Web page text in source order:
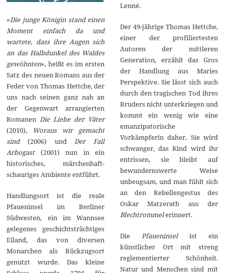
»Die junge Königin stand einen
Moment einfach da und
wartete, dass ihre Augen sich
an das Halbdunkel des Waldes
gewöhnten«, heißt es im ersten
Satz des neuen Romans aus der
Feder von Thomas Hettche, der
uns nach seinen ganz nah an
der Gegenwart arrangierten
RomanenDie Liebe der Väter
(2010), Woraus wir gemacht
sind(2006) undDer Fall
Arbogast(2001) nun in ein
historisches, märchenhaft-
schauriges Ambiente entführt.
Handlungsort ist die reale
Pfaueninsel im Berliner
Südwesten, ein im Wannsee
gelegenes geschichtsträchtiges
Eiland, das von diversen
Monarchen als Rückzugsort
genutzt wurde. Das kleine
Lenné.
Der 49-jährige Thomas Hettche,
einer der profiliertesten
Autoren der mittleren
Generation, erzählt das Gros
der Handlung aus Maries
Perspektive. Sie lässt sich auch
durch den tragischen Tod ihres
Bruders nicht unterkriegen und
kommt ein wenig wie eine
emanzipatorische
Vorkämpferin daher. Sie wird
schwanger, das Kind wird ihr
entrissen, sie bleibt auf
bewundernswerte Weise
unbeugsam, und man fühlt sich
an den Rebellengestus des
Oskar Matzerath aus der
Blechtrommelerinnert.
Die Pfaueninselist ein
künstlicher Ort mit streng
reglementierter Schönheit.
Natur und Menschen sind mit